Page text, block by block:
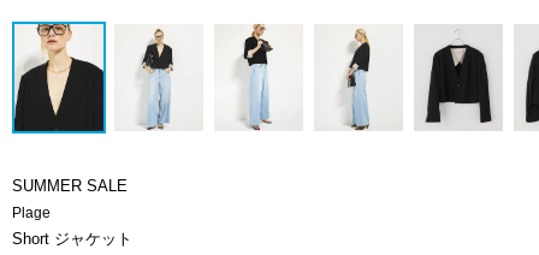
SUMMER SALE
Plage
Short ジャケット